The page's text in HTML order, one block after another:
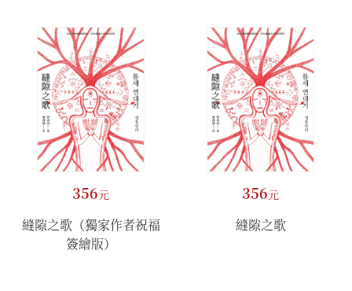
356元
縫隙之歌（獨家作者祝福
簽繪版）
356元
縫隙之歌